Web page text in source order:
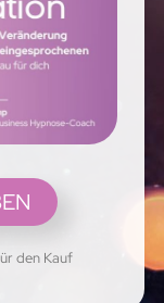
den Kauf